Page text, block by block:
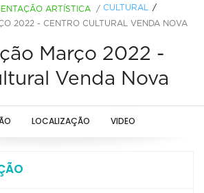
ARTÍSTICA / CULTURAL
2022 - CENTRO CULTURAL VENDA NOVA
Março 2022 -
Venda Nova
LOCALIZAÇÃO VIDEO